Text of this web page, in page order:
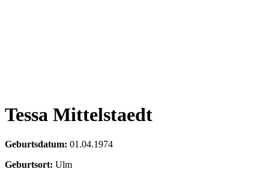
Tessa Mittelstaedt
Geburtsdatum: 01.04.1974
Geburtsort: Ulm